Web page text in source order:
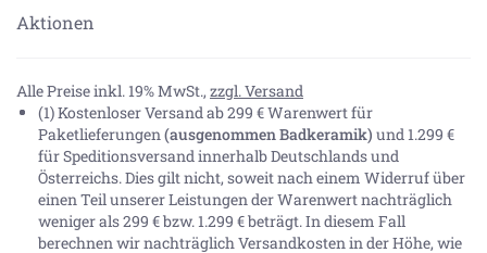
Aktionen
Alle Preise inkl. 19% MwSt., zzgl. Versand
(1) Kostenloser Versand ab 299 € Warenwert für
Paketlieferungen(ausgenommen Badkeramik) und 1.299 €
für Speditionsversand innerhalb Deutschlands und
Österreichs. Dies gilt nicht, soweit nach einem Widerruf über
einen Teil unserer Leistungen der Warenwert nachträglich
weniger als 299 € bzw. 1.299 € beträgt. In diesem Fall
berechnen wir nachträglich Versandkosten in der Höhe, wie